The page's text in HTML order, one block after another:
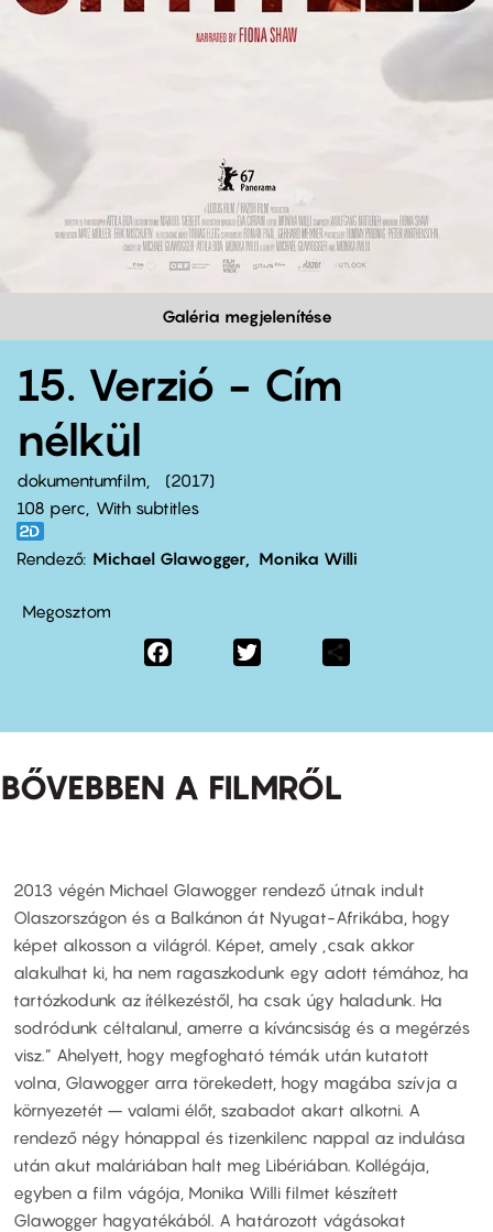
Galéria megjelenítése
15. Verzió - Cím
nélkül
dokumentumfilm
2017
108 perc,
With subtitles
Rendező Michael Glawogger Monika Willi
Megosztom
Facebook
BŐVEBBEN A FILMRŐL
2013 végén Michael Glawogger rendező útnak indult
Olaszországon és a Balkánon át Nyugat-Afrikába, hogy
képet alkosson a világról. Képet, amely „csak akkor
alakulhat ki, ha nem ragaszkodunk egy adott témához, ha
tartózkodunk az ítélkezéstől, ha csak úgy haladunk. Ha
sodródunk céltalanul, amerre a kíváncsiság és a megérzés
visz.” Ahelyett, hogy megfogható témák után kutatott
volna, Glawogger arra törekedett, hogy magába szívja a
környezetét – valami élőt, szabadot akart alkotni. A
rendező négy hónappal és tizenkilenc nappal az indulása
után akut maláriában halt meg Libériában. Kollégája,
egyben a film vágója, Monika Willi filmet készített
Glawogger hagyatékából. A határozott vágásokat